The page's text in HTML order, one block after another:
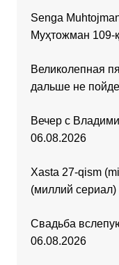
Senga
Муҳтожман 109-
Великолепная
дальше не
Вечер с
06.08.2026
Xasta 27-qism
(миллий сериал)
Свадьба
06.08.2026